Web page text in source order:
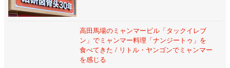
高田馬場のミャンマービル「タックイレブ
ン」でミャンマー料理「ナンジートゥ」を
食べてきた / リトル・ヤンゴンでミャンマー
を感じる